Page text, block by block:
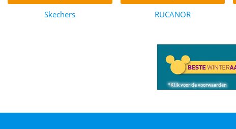
Skechers
RUCANOR